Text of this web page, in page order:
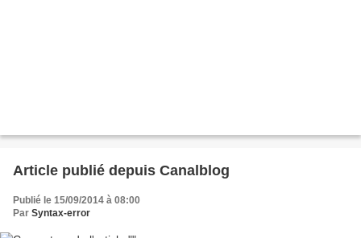
Article publié depuis Canalblog
Publié le 15/09/2014 à 08:00
Par Syntax-error